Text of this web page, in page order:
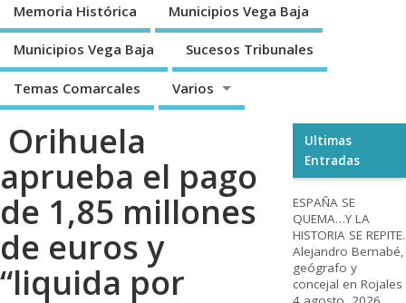
Memoria Histórica Municipios Vega Baja
Municipios Vega Baja Sucesos Tribunales
Temas Comarcales Varios
Orihuela
aprueba el pago
de 1,85 millones
de euros y
“liquida por
Ultimas
Entradas
ESPAÑA SE
QUEMA…Y LA
HISTORIA SE REPITE.
Alejandro Bernabé,
geógrafo y
concejal en Rojales